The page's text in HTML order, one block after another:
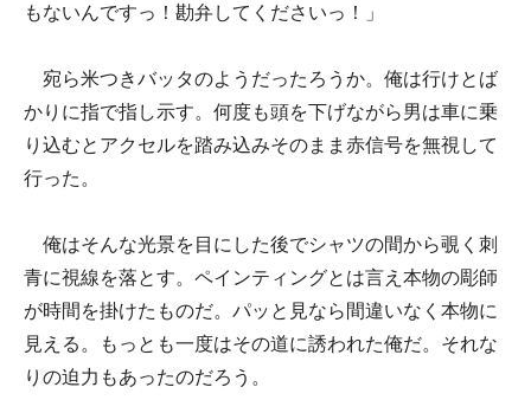
もないんですっ！勘弁してくださいっ！」
宛ら米つきバッタのようだったろうか。俺は行けとば
かりに指で指し示す。何度も頭を下げながら男は車に乗
り込むとアクセルを踏み込みそのまま赤信号を無視して
行った。
俺はそんな光景を目にした後でシャツの間から覗く刺
青に視線を落とす。ペインティングとは言え本物の彫師
が時間を掛けたものだ。パッと見なら間違いなく本物に
見える。もっとも一度はその道に誘われた俺だ。それな
りの迫力もあったのだろう。